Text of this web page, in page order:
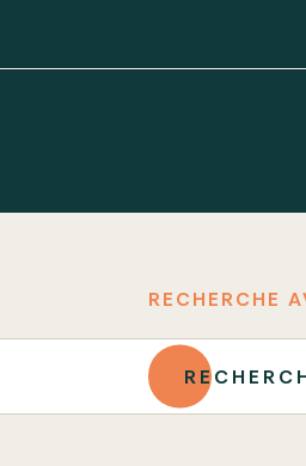
RECHERCHE